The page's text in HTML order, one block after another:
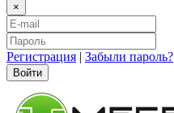
×
Регистрация | Забыли пароль?
Войти